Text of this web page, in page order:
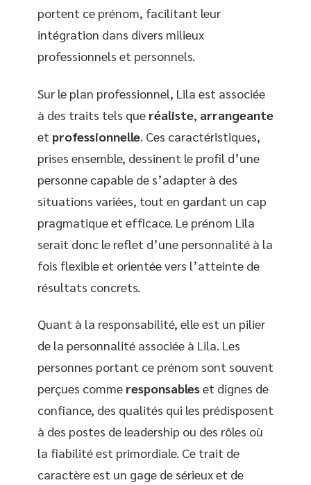
portent ce prénom, facilitant leur
intégration dans divers milieux
professionnels et personnels.
Sur le plan professionnel, Lila est associée
à des traits tels que réaliste, arrangeante
et professionnelle . Ces caractéristiques,
prises ensemble, dessinent le profil d’une
personne capable de s’adapter à des
situations variées, tout en gardant un cap
pragmatique et efficace. Le prénom Lila
serait donc le reflet d’une personnalité à la
fois flexible et orientée vers l’atteinte de
résultats concrets.
Quant à la responsabilité, elle est un pilier
de la personnalité associée à Lila. Les
personnes portant ce prénom sont souvent
perçues comme responsableset dignes de
confiance, des qualités qui les prédisposent
à des postes de leadership ou des rôles où
la fiabilité est primordiale. Ce trait de
caractère est un gage de sérieux et de